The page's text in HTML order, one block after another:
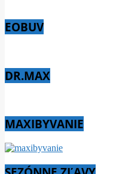
EOBUV
DR.MAX
MAXIBYVANIE